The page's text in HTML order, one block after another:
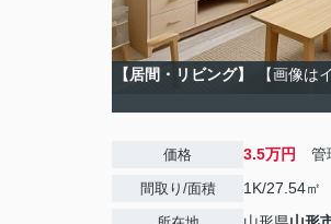
【居間・リビング】
【画像は
価格 3.5万円 管
間取り/面積 1K/27.54㎡